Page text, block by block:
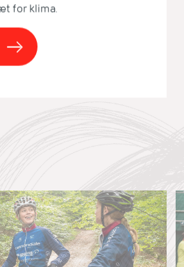
for klima.